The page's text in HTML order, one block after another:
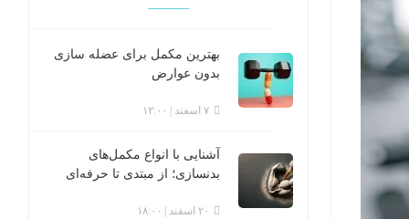
بهترین مکمل برای عضله سازی
بدون عوارض
۷ اسفند | ۱۲:۰۰
آشنایی با انواع مکمل‌های
بدنسازی؛ از مبتدی تا حرفه‌ای
۲۰ اسفند | ۱۸:۰۰